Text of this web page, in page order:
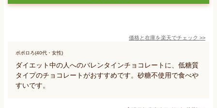
価格と在庫を楽天でチェック >>
ポポロろ(40代・女性)
ダイエット中の人へのバレンタインチョコレートに、低糖質
タイプのチョコレートがおすすめです。砂糖不使用で食べや
すいです。